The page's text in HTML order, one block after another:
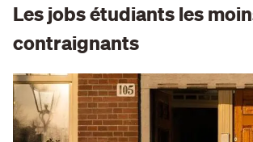
Les jobs étudiants les
contraignants